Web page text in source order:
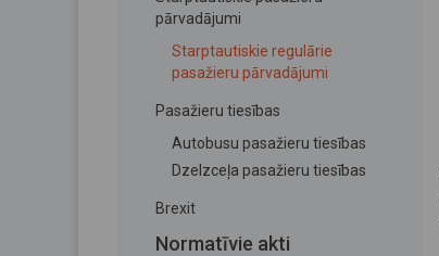
pārvadājumi
Starptautiskie regulārie
pasažieru pārvadājumi
Pasažieru tiesības
Autobusu pasažieru tiesības
Dzelzceļa pasažieru tiesības
Brexit
Normatīvie akti